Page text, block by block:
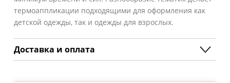
термоаппликации подходящими для оформления как
детской одежды, так и одежды для взрослых.
Доставка и оплата